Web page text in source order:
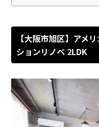
【大阪市旭区】アメ
ションリノベ 2LDK